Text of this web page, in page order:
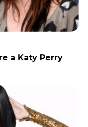
a Katy Perry